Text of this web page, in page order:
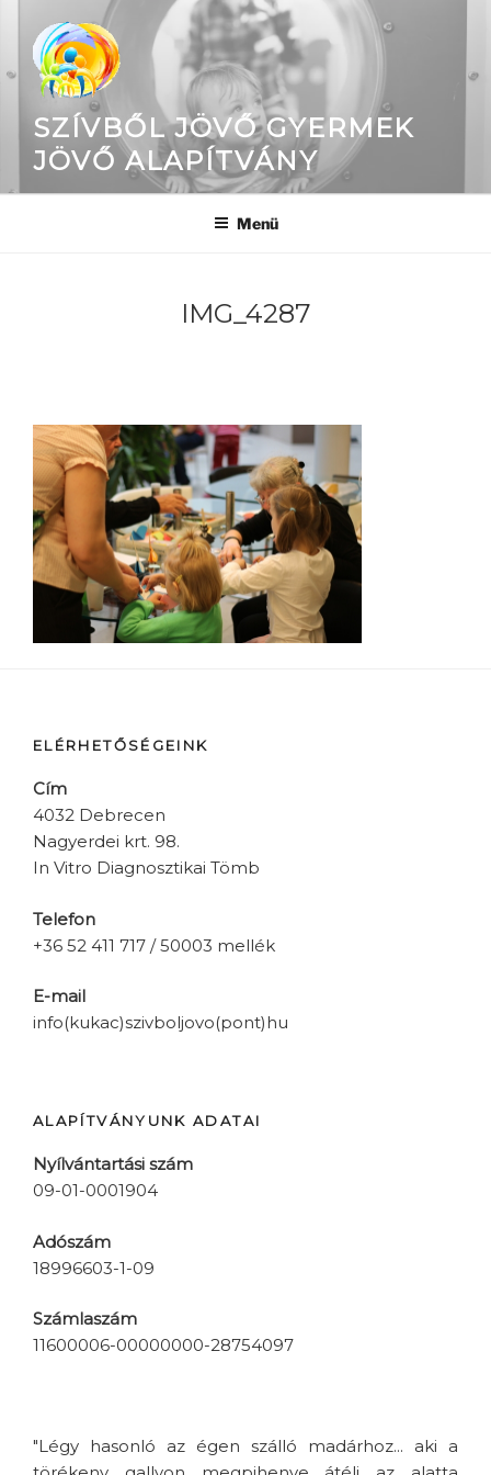
SZÍVBŐL JÖVŐ GYERMEK
JÖVŐ ALAPÍTVÁNY
Menü
IMG_4287
ELÉRHETŐSÉGEINK
Cím
4032 Debrecen
Nagyerdei krt. 98.
In Vitro Diagnosztikai Tömb
Telefon
+36 52 411 717 / 50003 mellék
E-mail
info(kukac)szivboljovo(pont)hu
ALAPÍTVÁNYUNK ADATAI
Nyílvántartási szám
09-01-0001904
Adószám
18996603-1-09
Számlaszám
11600006-00000000-28754097
"Légy hasonló az égen szálló madárhoz... aki a